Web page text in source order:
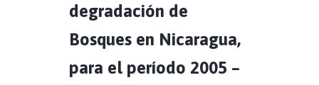
degradación de
Bosques en Nicaragua,
para el período 2005 –